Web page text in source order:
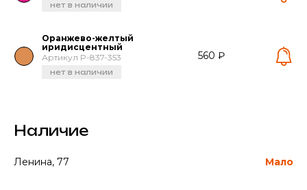
нет в наличии
Оранжево-желтый
иридисцентный
Артикул P-837-353
нет в наличии
560 ₽
Наличие
Ленина, 77 Мало